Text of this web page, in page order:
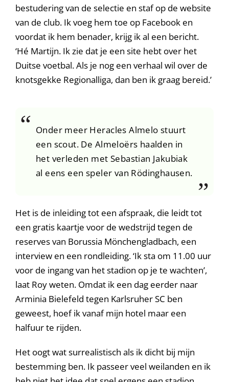
bestudering van de selectie en staf op de website
van de club. Ik voeg hem toe op Facebook en
voordat ik hem benader, krijg ik al een bericht.
‘Hé Martijn. Ik zie dat je een site hebt over het
Duitse voetbal. Als je nog een verhaal wil over de
knotsgekke Regionalliga, dan ben ik graag bereid.’
Onder meer Heracles Almelo stuurt
een scout. De Almeloërs haalden in
het verleden met Sebastian Jakubiak
al eens een speler van Rödinghausen.
Het is de inleiding tot een afspraak, die leidt tot
een gratis kaartje voor de wedstrijd tegen de
reserves van Borussia Mönchengladbach, een
interview en een rondleiding. ‘Ik sta om 11.00 uur
voor de ingang van het stadion op je te wachten’,
laat Roy weten. Omdat ik een dag eerder naar
Arminia Bielefeld tegen Karlsruher SC ben
geweest, hoef ik vanaf mijn hotel maar een
halfuur te rijden.
Het oogt wat surrealistisch als ik dicht bij mijn
bestemming ben. Ik passeer veel weilanden en ik